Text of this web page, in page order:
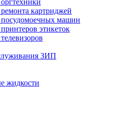
картриджей
посудомоечных машин
этикеток
ЗИП
жидкости